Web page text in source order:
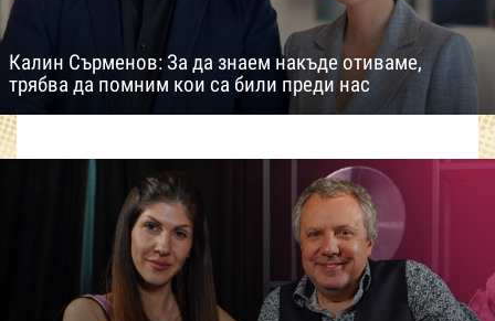
Калин Сърменов: За да знаем накъде отиваме,
трябва да помним кои са били преди нас